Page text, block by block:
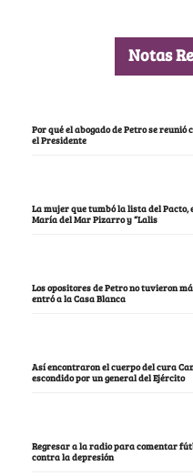
Notas
Por qué el abogado de Petro se
el Presidente
La mujer que tumbó la lista del
María del Mar Pizarro y “Lalis
Los opositores de Petro no tuvieron
entró a la Casa Blanca
Así encontraron el cuerpo del cura
escondido por un general del Ejército
Regresar a la radio para comentar
contra la depresión